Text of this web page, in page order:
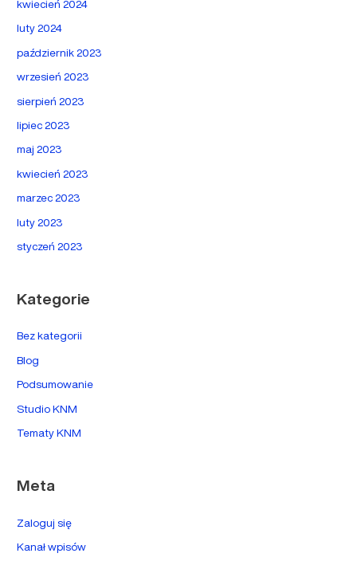
kwiecień 2024
luty 2024
październik 2023
wrzesień 2023
sierpień 2023
lipiec 2023
maj 2023
kwiecień 2023
marzec 2023
luty 2023
styczeń 2023
Kategorie
Bez kategorii
Blog
Podsumowanie
Studio KNM
Tematy KNM
Meta
Zaloguj się
Kanał wpisów